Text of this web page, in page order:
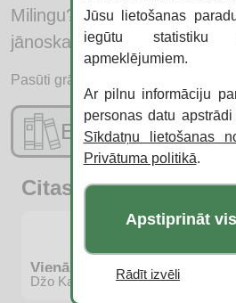
Milingu? Turklāt
jānoskaidro, kur īsti ir
Pasūti grāmatu:
E-katalogs
Citas jaunās
Vienā acumirklī
Džo Kalagana
Jūsu lietošanas
iegūtu statistiku
apmeklējumiem.
Ar pilnu informāciju
personas datu
Sīkdatņu lietošanas
Privātuma politikā.
Apstiprināt
Rādīt izvēli